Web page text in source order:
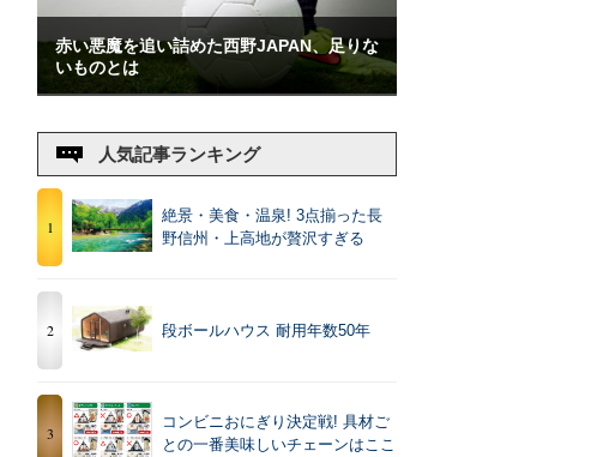
赤い悪魔を追い詰めた西野JAPAN、足りな
いものとは
人気記事ランキング
1
絶景・美食・温泉! 3点揃った長
野信州・上高地が贅沢すぎる
2 段ボールハウス 耐用年数50年
3
コンビニおにぎり決定戦! 具材ご
との一番美味しいチェーンはここ